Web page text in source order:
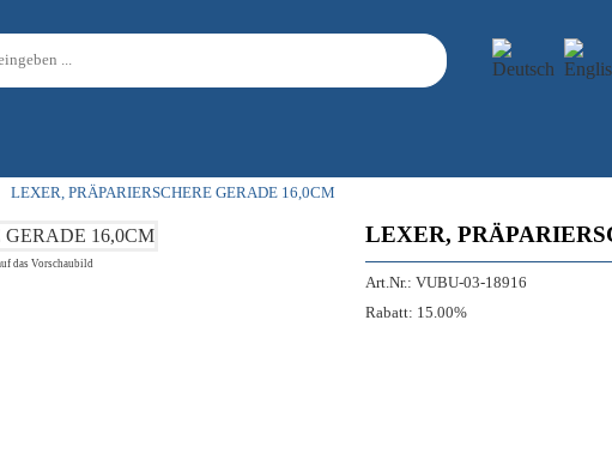
LEXER, PRÄPARIERSCHERE GERADE 16,0CM
das Vorschaubild
LEXER,
Art.Nr.: VUBU-03-18916
Rabatt: 15.00%